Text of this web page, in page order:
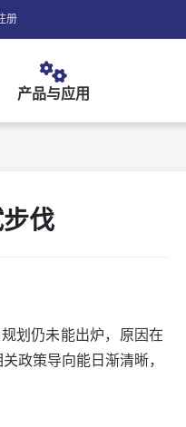
册
产品与应用
伐
划仍未能出炉，原因在
政策导向能日渐清晰，